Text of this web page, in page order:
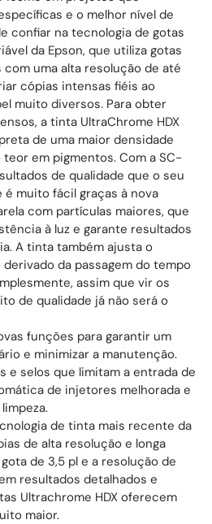
e o melhor nível de
confiar na tecnologia de gotas
da Epson, que utiliza gotas
uma alta resolução de até
cópias intensas fiéis ao
muito diversos. Para obter
a tinta UltraChrome HDX
de uma maior densidade
em pigmentos. Com a SC-
de qualidade que o seu
muito fácil graças à nova
com partículas maiores, que
à luz e garante resultados
A tinta também ajusta o
da passagem do tempo
assim que vir os
de qualidade já não será o
funções para garantir um
e minimizar a manutenção.
e selos que limitam a entrada de
de injetores melhorada e
de tinta mais recente da
de alta resolução e longa
de 3,5 pl e a resolução de
resultados detalhados e
Ultrachrome HDX oferecem
maior.